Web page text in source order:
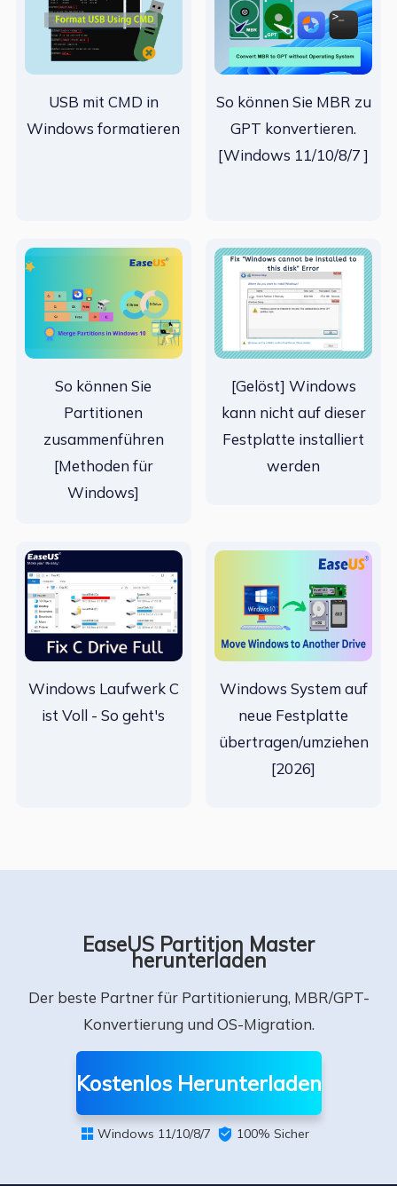
USB mit CMD in
Windows formatieren
So können Sie MBR zu
GPT konvertieren.
[Windows 11/10/8/7 ]
So können Sie
Partitionen
zusammenführen
[Methoden für
Windows]
[Gelöst] Windows
kann nicht auf dieser
Festplatte installiert
werden
Windows Laufwerk C
ist Voll - So geht's
Windows System auf
neue Festplatte
übertragen/umziehen
[2026]
EaseUS Partition Master
herunterladen
Der beste Partner für Partitionierung, MBR/GPT-
Konvertierung und OS-Migration.
Kostenlos Herunterladen
 Windows 11/10/8/7  100% Sicher